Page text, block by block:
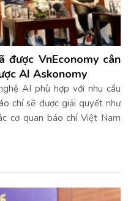
VnEconomy cân
AI Askonomy
AI phù hợp với nhu cầu
chí sẽ được giải quyết như
cơ quan báo chí Việt Nam